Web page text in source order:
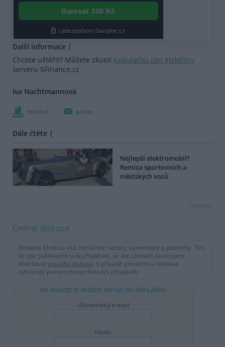
Další informace |
Chcete uštěřit? Můžete zkusit kalkulačku cen elektřiny
serveru SFinance.cz
Iva Nachtmannová
tisknout poslat
Dále čtěte |
Nejlepší elektromobil?
Remíza sportovních a
městských vozů
reklama
Online diskuse
Redakce Ekolistu vítá čtenářské názory, komentáře a postřehy. Tím,
že zde publikujete svůj příspěvek, se ale zároveň zavazujete
dodržovat pravidla diskuse. V případě porušení si redakce
vyhrazuje právo smazat diskusní příspěvěk
DO DISKUZE SE MŮŽETE ZAPOJIT PO PŘIHLÁŠENÍ
Uživatelský e-mail
Heslo